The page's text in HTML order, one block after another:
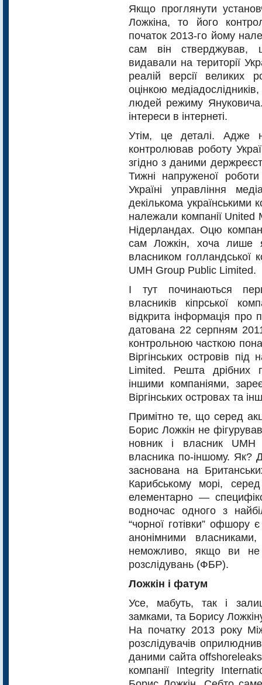
Якщо проглянути
Ложкіна, то його
початок 2013-го йому
сам він стверджував,
видавали на території
реалій версії великих
оцінкою
людей режиму
інтереси в інтер­неті.
Утім, це деталі. Адже
контролював роботу
згідно з даними
Тижні напруженої
Україні управління
декількома українськими
належали компанії United
Нідерландах. Оцю
сам Ложкін, хоча лише
власником голландської
UMH Group Public Limіted.
І тут починаються
власників кіпрської
відкрита ін­формація про
датована 22 серпням
контрольною часткою
Віргінських островів
Limited. Решта дрібних
іншими компаніями,
Віргінських островах та
Примітно те, що серед
Борис Ложкін не
новник і власник UMH
власника по-іншому. Як?
заснована на
Карибському мо­рі,
елементарно —
водночас одного з
“чорної готівки” офшору
анонімними
неможливо, якщо ви не
розслідувань (ФБР).
Ложкін і фатум
Усе, мабуть, так і
замками, та Борису
На початку 2013 року
розслідувачів
даними сайта
компанії Integrity